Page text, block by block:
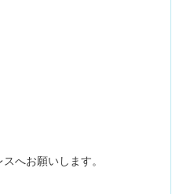
へお願いします。